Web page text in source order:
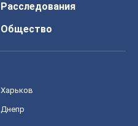
Расследования
Общество
Харьков
Днепр